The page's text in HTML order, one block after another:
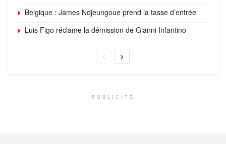
Belgique : James Ndjeungoue prend la tasse d’entrée
Luis Figo réclame la démission de Gianni Infantino
PUBLICITÉ